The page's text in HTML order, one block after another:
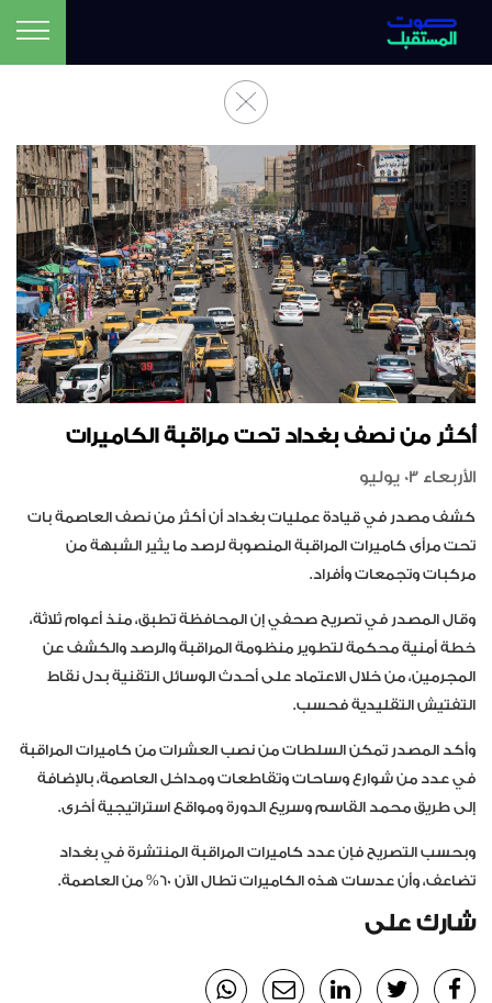
أكثر من نصف بغداد تحت مراقبة الكاميرات
الأربعاء 03 يوليو
كشف مصدر في قيادة عمليات بغداد أن أكثر من نصف العاصمة بات
تحت مرأى كاميرات المراقبة المنصوبة لرصد ما يثير الشبهة من
مركبات وتجمعات وأفراد.
وقال المصدر في تصريح صحفي إن المحافظة تطبق، منذ أعوام ثلاثة،
خطة أمنية محكمة لتطوير منظومة المراقبة والرصد والكشف عن
المجرمين، من خلال الاعتماد على أحدث الوسائل التقنية بدل نقاط
التفتيش التقليدية فحسب.
وأكد المصدر تمكن السلطات من نصب العشرات من كاميرات المراقبة
في عدد من شوارع وساحات وتقاطعات ومداخل العاصمة، بالإضافة
إلى طريق محمد القاسم وسريع الدورة ومواقع استراتيجية أخرى.
وبحسب التصريح فإن عدد كاميرات المراقبة المنتشرة في بغداد
تضاعف، وأن عدسات هذه الكاميرات تطال الآن 60% من العاصمة.
شارك على